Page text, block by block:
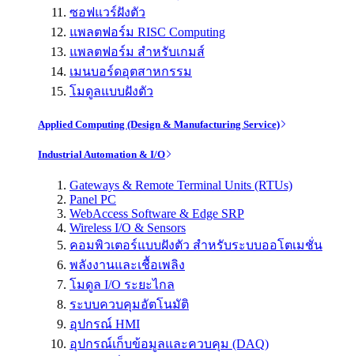
ซอฟแวร์ฝังตัว
แพลตฟอร์ม RISC Computing
แพลตฟอร์ม สำหรับเกมส์
เมนบอร์ดอุตสาหกรรม
โมดูลแบบฝังตัว
Applied Computing (Design & Manufacturing Service)
Industrial Automation & I/O
Gateways & Remote Terminal Units (RTUs)
Panel PC
WebAccess Software & Edge SRP
Wireless I/O & Sensors
คอมพิวเตอร์แบบฝังตัว สำหรับระบบออโตเมชั่น
พลังงานและเชื้อเพลิง
โมดูล I/O ระยะไกล
ระบบควบคุมอัตโนมัติ
อุปกรณ์ HMI
อุปกรณ์เก็บข้อมูลและควบคุม (DAQ)